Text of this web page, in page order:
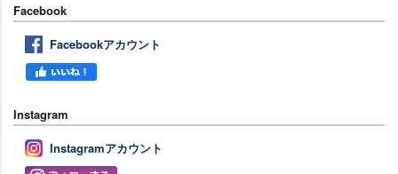
Facebook
Facebookアカウント
Instagram
Instagramアカウント